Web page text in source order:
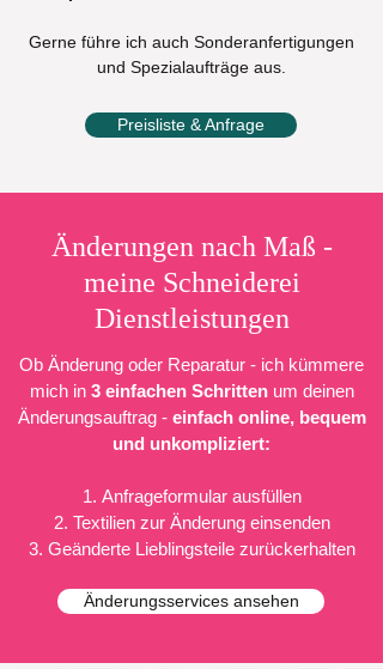
Gerne führe ich auch Sonderanfertigungen
und Spezialaufträge aus.
Preisliste & Anfrage
Änderungen nach Maß -
meine Schneiderei
Dienstleistungen
Ob Änderung oder Reparatur - ich kümmere
mich in 3 einfachen Schrittenum deinen
Änderungsauftrag - einfach online, bequem
und unkompliziert:
Anfrageformular ausfüllen
Textilien zur Änderung einsenden
Geänderte Lieblingsteile zurückerhalten
Änderungsservices ansehen